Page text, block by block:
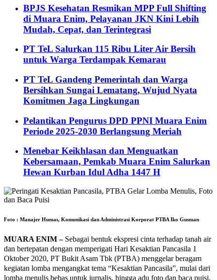
BPJS Kesehatan Resmikan MPP Full Shifting
di Muara Enim, Pelayanan JKN Kini Lebih
Mudah, Cepat, dan Terintegrasi
PT TeL Salurkan 115 Ribu Liter Air Bersih
untuk Warga Terdampak Kemarau
PT TeL Gandeng Pemerintah dan Warga
Bersihkan Sungai Lematang, Wujud Nyata
Komitmen Jaga Lingkungan
Pelantikan Pengurus DPD PPNI Muara Enim
Periode 2025-2030 Berlangsung Meriah
Menebar Keikhlasan dan Menguatkan
Kebersamaan, Pemkab Muara Enim Salurkan
Hewan Kurban Idul Adha 1447 H
Foto : Manajer Humas, Komunikasi dan Administrasi Korporat PTBA Iko Gusman
MUARA ENIM –Sebagai bentuk ekspresi cinta terhadap tanah air
dan bertepatan dengan memperigati Hari Kesaktian Pancasila 1
Oktober 2020, PT Bukit Asam Tbk (PTBA) menggelar beragam
kegiatan lomba mengangkat tema “Kesaktian Pancasila”, mulai dari
lomba menulis bebas untuk jurnalis, hingga adu foto dan baca puisi,